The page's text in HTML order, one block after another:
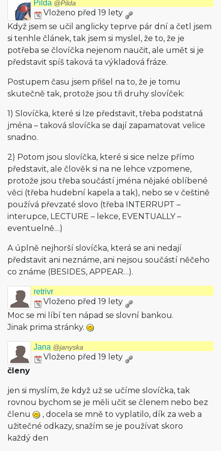
Pilda @Pilda
Vloženo před 19 lety
Když jsem se učil anglicky teprve pár dní a četl jsem
si tenhle článek, tak jsem si myslel, že to, že je
potřeba se človíčka nejenom naučit, ale umět si je
představit spíš taková ta výkladová fráze.
Postupem času jsem přišel na to, že je tomu
skutečně tak, protože jsou tři druhy slovíček:
1) Slovíčka, které si lze představit, třeba podstatná
jména – taková slovíčka se dají zapamatovat velice
snadno.
2) Potom jsou slovíčka, které si sice nelze přímo
představit, ale člověk si na ne lehce vzpomene,
protože jsou třeba součástí jména nějaké oblíbené
věci (třeba hudební kapela a tak), nebo se v češtině
používá převzaté slovo (třeba INTERRUPT –
interupce, LECTURE – lekce, EVENTUALLY –
eventuelně…)
A úplně nejhorší slovíčka, která se ani nedají
představit ani neznáme, ani nejsou součástí něčeho
co známe (BESIDES, APPEAR…).
retrivr
Vloženo před 19 lety
Moc se mi líbí ten nápad se slovní bankou.
Jinak prima stránky.
Jana @janyska
Vloženo před 19 lety
členy
jen si myslím, že když už se učíme slovíčka, tak
rovnou bychom se je měli učit se členem nebo bez
členu
, docela se mně to vyplatilo, dík za web a
užitečné odkazy, snažím se je používat skoro
každý den